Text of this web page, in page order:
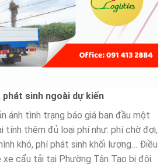
sinh ngoài dự kiến
ánh tình trạng báo giá ban đầu một
tính thêm đủ loại phí như: phí chờ đợi,
khó, phí phát sinh khối lượng… Điều
xe cẩu tải tại Phường Tân Tạo bị đội